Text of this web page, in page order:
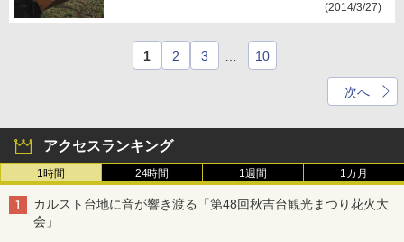
(2014/3/27)
1 2 3 10
次へ
アクセスランキング
1時間 24時間 1週間 1カ月
カルスト台地に音が響き渡る「第48回秋吉台観光まつり花火大
会」